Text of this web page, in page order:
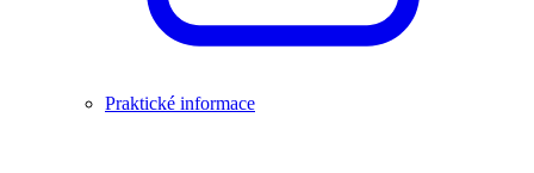
Praktické informace